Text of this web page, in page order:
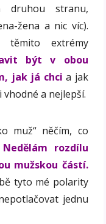
druhou stranu,
žena a nic víc).
těmito extrémy
být v obou
jak já chci a jak
vhodné a nejlepší.
muž“ něčím, co
Nedělám rozdílu
mužskou částí.
tyto mé polarity
jednu